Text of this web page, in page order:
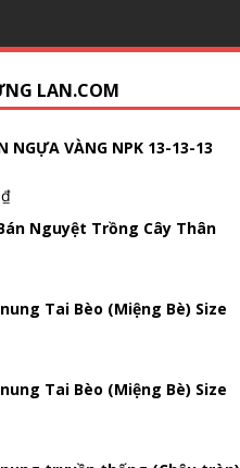
LAN.COM
NGỰA VÀNG NPK 13-13-13
₫
Nguyệt Trồng Cây Thân
Tai Bèo (Miệng Bè) Size
Tai Bèo (Miệng Bè) Size